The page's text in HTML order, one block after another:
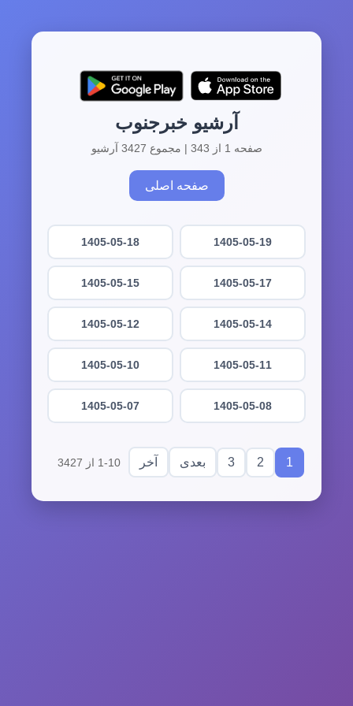
آرشیو خبرجنوب
صفحه 1 از 343 | مجموع 3427 آرشیو
صفحه اصلی
1405-05-19
1405-05-18
1405-05-17
1405-05-15
1405-05-14
1405-05-12
1405-05-11
1405-05-10
1405-05-08
1405-05-07
1
2
3 بعدی آخر 1-10 از 3427